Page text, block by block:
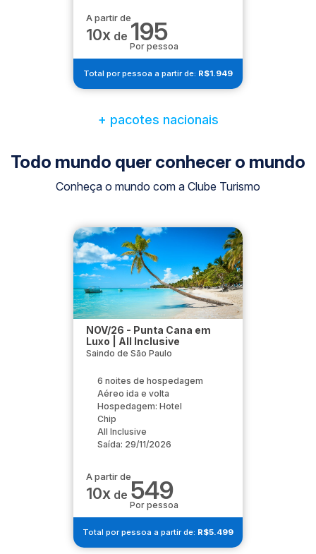
A partir de
10x de 195
Por pessoa
Total por pessoa a partir de: R$1.949
+ pacotes nacionais
Todo mundo quer conhecer o mundo
Conheça o mundo com a Clube Turismo
NOV/26 - Punta Cana em
Luxo | All Inclusive
Saindo de São Paulo
6 noites de hospedagem
Aéreo ida e volta
Hospedagem: Hotel
Chip
All Inclusive
Saída: 29/11/2026
A partir de
10x de 549
Por pessoa
Total por pessoa a partir de: R$5.499